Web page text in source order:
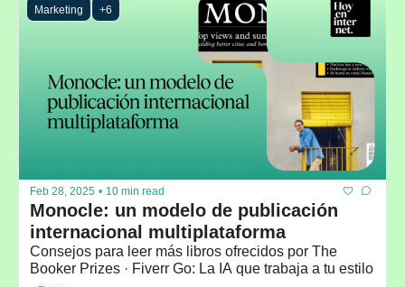
Marketing +6
Feb 28, 2025 • 10 min read
Monocle: un modelo de publicación
internacional multiplataforma
Consejos para leer más libros ofrecidos por The
Booker Prizes · Fiverr Go: La IA que trabaja a tu estilo